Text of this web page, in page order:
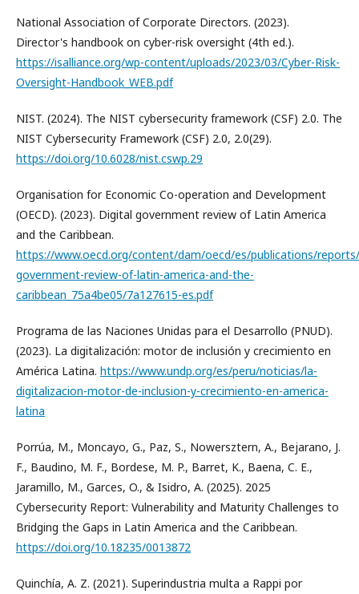
National Association of Corporate Directors. (2023).
Director's handbook on cyber-risk oversight (4th ed.).
https://isalliance.org/wp-content/uploads/2023/03/Cyber-Risk-
Oversight-Handbook_WEB.pdf
NIST. (2024). The NIST cybersecurity framework (CSF) 2.0. The
NIST Cybersecurity Framework (CSF) 2.0, 2.0(29).
https://doi.org/10.6028/nist.cswp.29
Organisation for Economic Co-operation and Development
(OECD). (2023). Digital government review of Latin America
and the Caribbean.
https://www.oecd.org/content/dam/oecd/es/publications/
government-review-of-latin-america-and-the-
caribbean_75a4be05/7a127615-es.pdf
Programa de las Naciones Unidas para el Desarrollo (PNUD).
(2023). La digitalización: motor de inclusión y crecimiento en
América Latina. https://www.undp.org/es/peru/noticias/la-
digitalizacion-motor-de-inclusion-y-crecimiento-en-america-
latina
Porrúa, M., Moncayo, G., Paz, S., Nowersztern, A., Bejarano, J.
F., Baudino, M. F., Bordese, M. P., Barret, K., Baena, C. E.,
Jaramillo, M., Garces, O., & Isidro, A. (2025). 2025
Cybersecurity Report: Vulnerability and Maturity Challenges to
Bridging the Gaps in Latin America and the Caribbean.
https://doi.org/10.18235/0013872
Quinchía, A. Z. (2021). Superindustria multa a Rappi por